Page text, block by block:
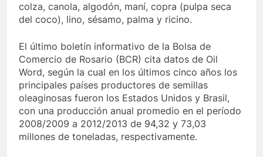
colza, canola, algodón, maní, copra (pulpa seca
del coco), lino, sésamo, palma y ricino.
El último boletín informativo de la Bolsa de
Comercio de Rosario (BCR) cita datos de Oil
Word, según la cual en los últimos cinco años los
principales países productores de semillas
oleaginosas fueron los Estados Unidos y Brasil,
con una producción anual promedio en el período
2008/2009 a 2012/2013 de 94,32 y 73,03
millones de toneladas, respectivamente.